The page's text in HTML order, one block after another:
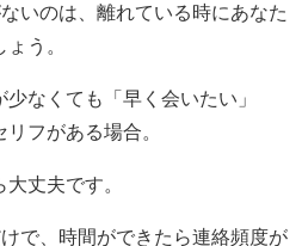
いのは、離れている時にあなた
う。
なくても「早く会いたい」
リフがある場合。
丈夫です。
で、時間ができたら連絡頻度が